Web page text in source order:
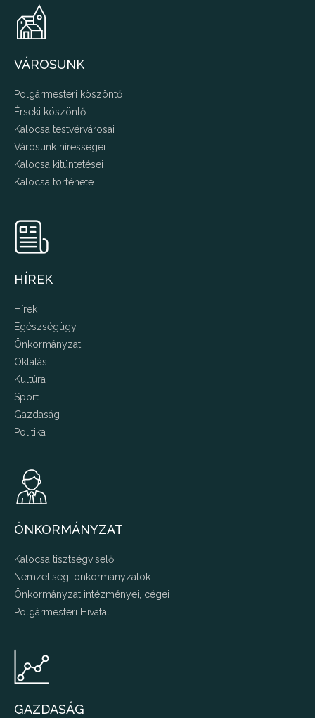
VÁROSUNK
Polgármesteri köszöntő
Érseki köszöntő
Kalocsa testvérvárosai
Városunk hírességei
Kalocsa kitüntetései
Kalocsa története
HÍREK
Hírek
Egészségügy
Önkormányzat
Oktatás
Kultúra
Sport
Gazdaság
Politika
ÖNKORMÁNYZAT
Kalocsa tisztségviselői
Nemzetiségi önkormányzatok
Önkormányzat intézményei, cégei
Polgármesteri Hivatal
GAZDASÁG